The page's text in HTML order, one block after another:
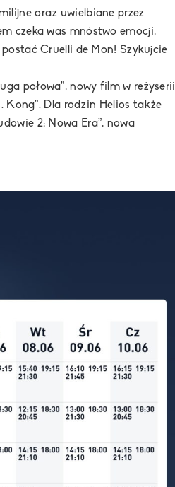
oraz uwielbiane przez
czeka was mnóstwo emocji,
Cruelli de Mon! Szykujcie
połowa”, nowy film w reżyserii
Kong”. Dla rodzin Helios także
2: Nowa Era”, nowa